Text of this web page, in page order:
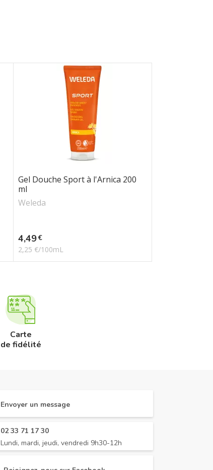
Gel Douche Sport à l'Arnica 200
ml
Weleda
Prix
4,49€
2,25 €/100mL
Carte
de fidélité
Envoyer un message
02 33 71 17 30
Lundi, mardi, jeudi, vendredi 9h30-12h